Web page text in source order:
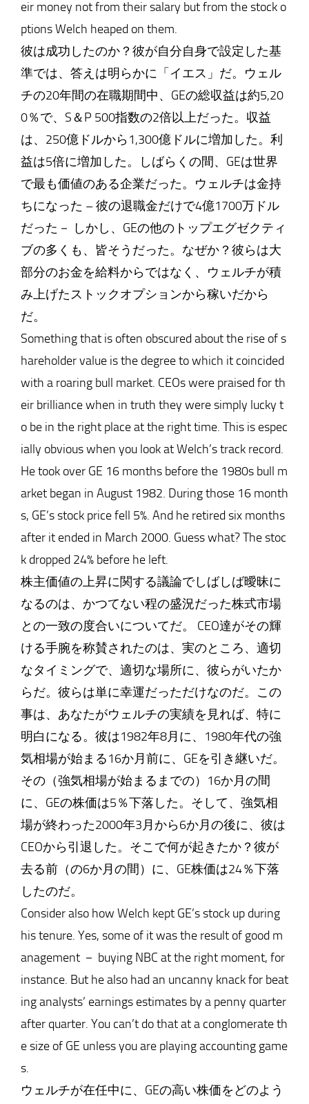
eir money not from their salary but from the stock o
ptions Welch heaped on them.
彼は成功したのか？彼が自分自身で設定した基
準では、答えは明らかに「イエス」だ。ウェル
チの20年間の在職期間中、GEの総収益は約5,20
0％で、S＆P 500指数の2倍以上だった。収益
は、250億ドルから1,300億ドルに増加した。利
益は5倍に増加した。しばらくの間、GEは世界
で最も価値のある企業だった。ウェルチは金持
ちになった – 彼の退職金だけで4億1700万ドル
だった－ しかし、GEの他のトップエグゼクティ
ブの多くも、皆そうだった。なぜか？彼らは大
部分のお金を給料からではなく、ウェルチが積
み上げたストックオプションから稼いだから
だ。
Something that is often obscured about the rise of s
hareholder value is the degree to which it coincided
with a roaring bull market. CEOs were praised for th
eir brilliance when in truth they were simply lucky t
o be in the right place at the right time. This is espec
ially obvious when you look at Welch’s track record.
He took over GE 16 months before the 1980s bull m
arket began in August 1982. During those 16 month
s, GE’s stock price fell 5%. And he retired six months
after it ended in March 2000. Guess what? The stoc
k dropped 24% before he left.
株主価値の上昇に関する議論でしばしば曖昧に
なるのは、かつてない程の盛況だった株式市場
との一致の度合いについてだ。 CEO達がその輝
ける手腕を称賛されたのは、実のところ、適切
なタイミングで、適切な場所に、彼らがいたか
らだ。彼らは単に幸運だっただけなのだ。この
事は、あなたがウェルチの実績を見れば、特に
明白になる。彼は1982年8月に、1980年代の強
気相場が始まる16か月前に、GEを引き継いだ。
その（強気相場が始まるまでの）16か月の間
に、GEの株価は5％下落した。そして、強気相
場が終わった2000年3月から6か月の後に、彼は
CEOから引退した。そこで何が起きたか？彼が
去る前（の6か月の間）に、GE株価は24％下落
したのだ。
Consider also how Welch kept GE’s stock up during
his tenure. Yes, some of it was the result of good m
anagement － buying NBC at the right moment, for
instance. But he also had an uncanny knack for beat
ing analysts’ earnings estimates by a penny quarter
after quarter. You can’t do that at a conglomerate th
e size of GE unless you are playing accounting game
s.
ウェルチが在任中に、GEの高い株価をどのよう